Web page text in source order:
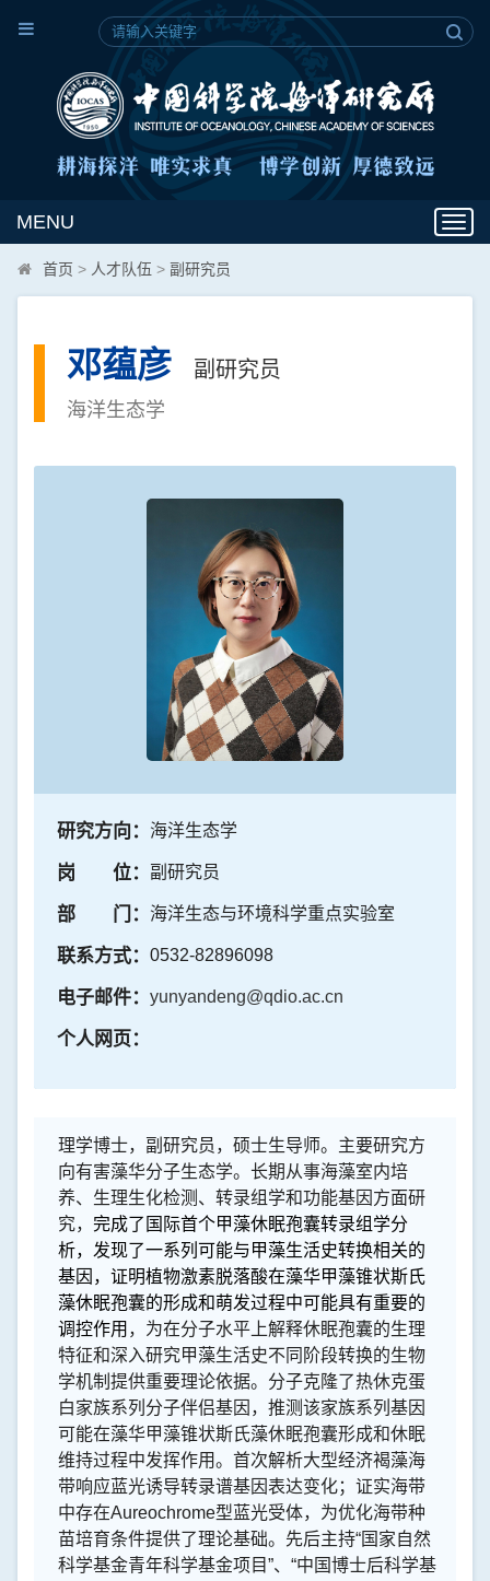
MENU
首页 > 人才队伍 > 副研究员
邓蕴彦 副研究员
海洋生态学
研究方向： 海洋生态学
岗 位： 副研究员
部 门： 海洋生态与环境科学重点实验室
联系方式： 0532-82896098
电子邮件： yunyandeng@qdio.ac.cn
个人网页：
理学博士，副研究员，硕士生导师。主要研究方
向有害藻华分子生态学。长期从事海藻室内培
养、生理生化检测、转录组学和功能基因方面研
究， 完成了国际首个甲藻休眠孢囊转录组学分
析，发现了一系列可能与甲藻生活史转换相关的
基因， 证明植物激素脱落酸在藻华甲藻锥状斯氏
藻休眠孢囊的形成和萌发过程中可能具有重要的
调控作用 ，为在分子水平上解释休眠孢囊的生理
特征和深入研究甲藻生活史不同阶段转换的生物
学机制提供重要理论依据。分子克隆了热休克蛋
白家族系列分子伴侣基因，推测该家族系列基因
可能在藻华甲藻锥状斯氏藻休眠孢囊形成和休眠
维持过程中发挥作用。首次解析大型经济褐藻海
带响应蓝光诱导转录谱基因表达变化；证实海带
中存在Aureochrome型蓝光受体，为优化海带种
苗培育条件提供了理论基础。 先后主持“国家自然
科学基金青年科学基金项目”、“中国博士后科学基